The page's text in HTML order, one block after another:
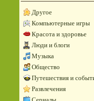
Другое
Компьютерные игры
Красота и здоровье
Люди и блоги
Музыка
Общество
Путешествия и
Развлечения